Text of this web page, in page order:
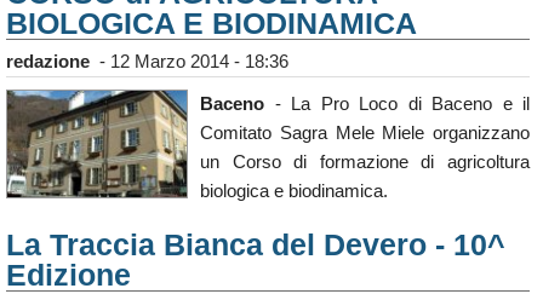
BIOLOGICA E BIODINAMICA
redazione - 12 Marzo 2014 - 18:36
Baceno - La Pro Loco di Baceno e il
Comitato Sagra Mele Miele organizzano
un Corso di formazione di agricoltura
biologica e biodinamica.
La Traccia Bianca del Devero - 10^
Edizione